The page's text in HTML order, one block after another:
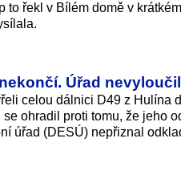
to řekl v Bílém domě v
Úřad
celou dálnici D49 z Hulína
ohradil proti tomu, že jeho
úřad (DESÚ) nepřiznal